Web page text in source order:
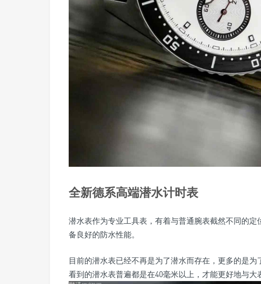
全新德系高端潜水计时表
潜水表作为专业工具表，有着与普通腕表截然不同的
备良好的防水性能。
目前的潜水表已经不再是为了潜水而存在，更多的是
看到的潜水表普遍都是在40毫米以上，才能更好地与大